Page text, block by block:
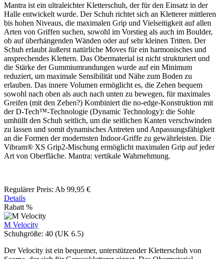
Mantra ist ein ultraleichter Kletterschuh, der für den Einsatz in der
Halle entwickelt wurde. Der Schuh richtet sich an Kletterer mittleren
bis hohen Niveaus, die maximalen Grip und Vielseitigkeit auf allen
Arten von Griffen suchen, sowohl im Vorstieg als auch im Boulder,
ob auf überhängenden Wänden oder auf sehr kleinen Tritten. Der
Schuh erlaubt äußerst natürliche Moves für ein harmonisches und
ansprechendes Klettern. Das Obermaterial ist nicht strukturiert und
die Stärke der Gummiumrandungen wurde auf ein Minimum
reduziert, um maximale Sensibilität und Nähe zum Boden zu
erlauben. Das innere Volumen ermöglicht es, die Zehen bequem
sowohl nach oben als auch nach unten zu bewegen, für maximales
Greifen (mit den Zehen?) Kombiniert die no-edge-Konstruktion mit
der D-Tech™-Technologie (Dynamic Technology): die Sohle
umhüllt den Schuh seitlich, um die seitlichen Kanten verschwinden
zu lassen und somit dynamisches Antreten und Anpassungsfähigkeit
an die Formen der modernsten Indoor-Griffe zu gewährleisten. Die
Vibram® XS Grip2-Mischung ermöglicht maximalen Grip auf jeder
Art von Oberfläche. Mantra: vertikale Wahrnehmung.
Regulärer Preis: Ab 99,95 €
Details
Rabatt %
M Velocity
Schuhgröße: 40 (UK 6.5)
Der Velocity ist ein bequemer, unterstützender Kletterschuh von